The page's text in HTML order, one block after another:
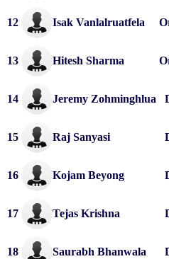
12 Isak Vanlalruatfela
13 Hitesh Sharma
14 Jeremy Zohminghlua
15 Raj Sanyasi
16 Kojam Beyong
17 Tejas Krishna
18 Saurabh Bhanwala